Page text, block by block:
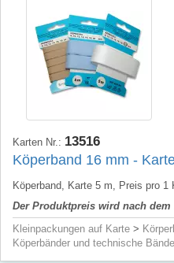
Karten Nr.: 13516
Köperband 16 mm -
Köperband, Karte 5 m, Preis pro 1
Der Produktpreis wird nach
Kleinpackungen auf Karte >
Köperbänder und technische